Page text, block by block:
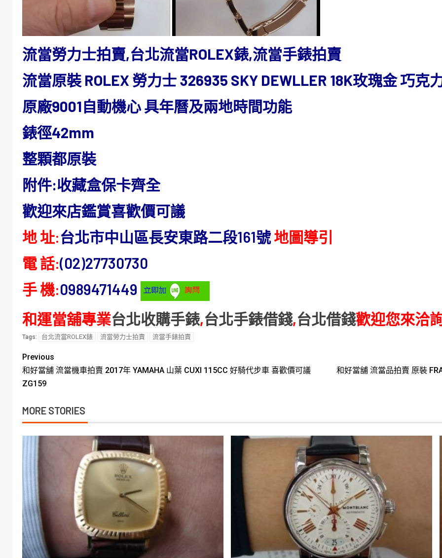
流當勞力士拍賣,台北流當ROLEX錶,流當手錶拍賣
流當原裝 ROLEX 勞力士 326935 SKY DEWLLER 18K玫瑰金 巧克
原廠9001自動機心 具年曆及兩地時間功能
錶徑42mm
整顆都原裝
附件:收藏盒保卡齊全
歡迎來店鑑賞喜歡價可議
地 址:台北市中山區長安東路二段161號地圖導引
電 話:(02)27730730
手 機:0989471449
和運當舖專業台北收購手錶,台北手錶借錢,台北借錢歡迎您來洽
Tags: 台北流當ROLEX錶 流當勞力士拍賣 流當手錶拍賣
Previous
和好當舖 流當機車拍賣 2017年 YAMAHA 山葉 CUXI 115CC 好騎代步車 喜歡價可議
ZG159
和好當舖 流當品拍賣 原裝
MORE STORIES